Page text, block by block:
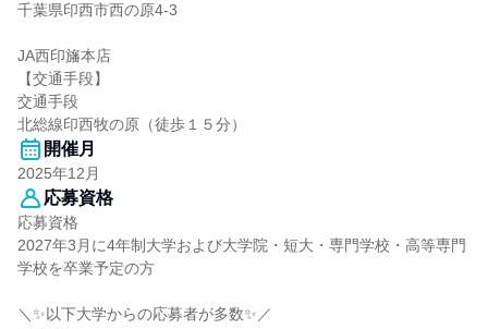
千葉県印西市西の原4-3
JA西印旛本店
【交通手段】
交通手段
北総線印西牧の原（徒歩１５分）
開催月
2025年12月
応募資格
応募資格
2027年3月に4年制大学および大学院・短大・専門学校・高等専門
学校を卒業予定の方
＼✨以下大学からの応募者が多数✨／